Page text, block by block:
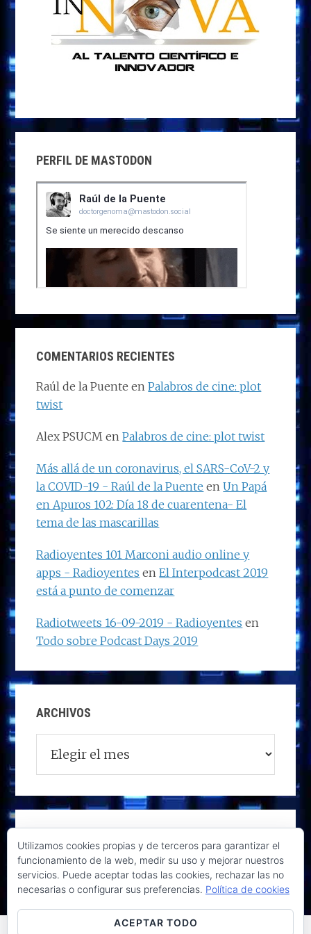
PERFIL DE MASTODON
COMENTARIOS RECIENTES
Raúl de la Puente enPalabros de cine: plot
twist
Alex PSUCM enPalabros de cine: plot twist
Más allá de un coronavirus, el SARS-CoV-2 y
la COVID-19 - Raúl de la Puente enUn Papá
en Apuros 102: Día 18 de cuarentena- El
tema de las mascarillas
Radioyentes 101 Marconi audio online y
apps - Radioyentes enEl Interpodcast 2019
está a punto de comenzar
Radiotweets 16-09-2019 - Radioyentes en
Todo sobre Podcast Days 2019
ARCHIVOS
Utilizamos cookies propias y de terceros para garantizar el
funcionamiento de la web, medir su uso y mejorar nuestros
servicios. Puede aceptar todas las cookies, rechazar las no
necesarias o configurar sus preferencias. Política de cookies
ACEPTAR TODO